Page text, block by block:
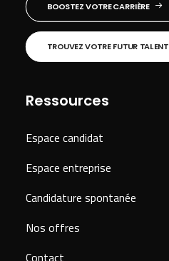
BOOSTEZ VOTRE CARRIÈRE
TROUVEZ VOTRE FUTUR TALENT
Ressources
Espace candidat
Espace entreprise
Candidature spontanée
Nos offres
Contact